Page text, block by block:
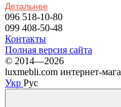
Детальнее
096 518-10-80
099 408-50-48
Контакты
Полная версия сайта
© 2014—2026
luxmebli.com интернет-
Укр Рус